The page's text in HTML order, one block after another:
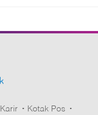
Karir
Kotak Pos